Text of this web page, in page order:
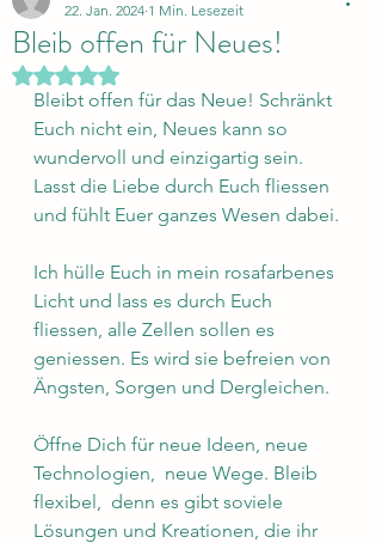
Bleib offen für Neues!
22. Jan. 2024 1 Min. Lesezeit
Mit NaN von 5 Sternen bewertet.
Bleibt offen für das Neue! Schränkt
Euch nicht ein, Neues kann so
wundervoll und einzigartig sein.
Lasst die Liebe durch Euch fliessen
und fühlt Euer ganzes Wesen dabei.
Ich hülle Euch in mein rosafarbenes
Licht und lass es durch Euch
fliessen, alle Zellen sollen es
geniessen. Es wird sie befreien von
Ängsten, Sorgen und Dergleichen.
Öffne Dich für neue Ideen, neue
Technologien,  neue Wege. Bleib
flexibel,  denn es gibt soviele
Lösungen und Kreationen, die ihr